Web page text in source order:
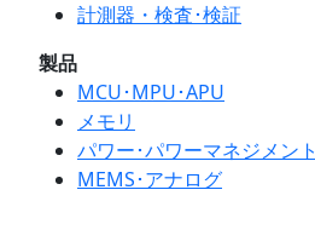
計測器・検査･検証
製品
MCU･MPU･APU
メモリ
パワー･パワーマネジメント
MEMS･アナログ